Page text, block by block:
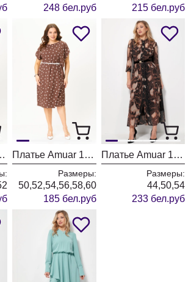
248 бел.руб
215 бел.руб
1044 Платье Amuar 1043
Размеры:
50,52,54,56,58,60
185 бел.руб
Платье Amuar 1036
Размеры:
44,50,54
233 бел.руб